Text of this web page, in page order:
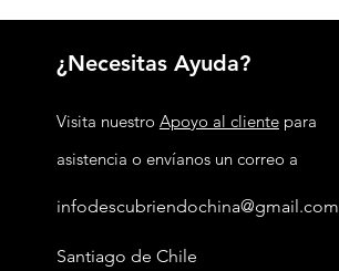
¿Necesitas Ayuda?
Visita nuestro Apoyo al clientepara
asistencia o envíanos un correo a
infodescubriendochina@gmail.com
Santiago de Chile